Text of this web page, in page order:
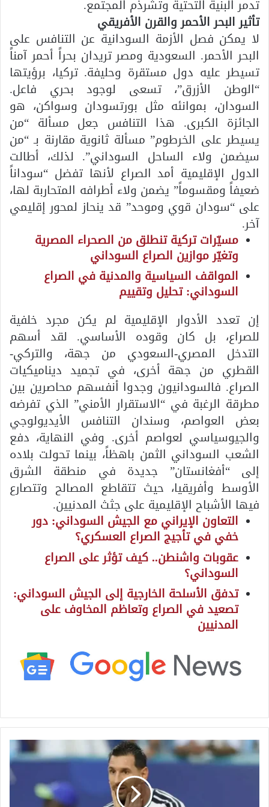
تدمر البنية التحتية وتشرذم المجتمع.
تأثير البحر الأحمر والقرن الأفريقي
لا يمكن فصل الأزمة السودانية عن التنافس على
البحر الأحمر. السعودية ومصر تريدان بحراً أحمر آمناً
تسيطر عليه دول مستقرة وحليفة. تركيا، برؤيتها
“الوطن الأزرق”، تسعى لوجود بحري فاعل.
السودان، بموانئه مثل بورتسودان وسواكن، هو
الجائزة الكبرى. هذا التنافس جعل مسألة “من
يسيطر على الخرطوم” مسألة ثانوية مقارنة بـ “من
سيضمن ولاء الساحل السوداني”. لذلك، أطالت
الدول الإقليمية أمد الصراع لأنها تفضل “سوداناً
ضعيفاً ومقسوماً” يضمن ولاء أطرافه المتحاربة لها،
على “سودان قوي وموحد” قد ينحاز لمحور إقليمي
آخر.
مسيّرات تركية تنطلق من الصحراء المصرية
وتغيّر موازين الصراع السوداني
المواقف السياسية والمدنية في الصراع
السوداني: تحليل وتقييم
إن تعدد الأدوار الإقليمية لم يكن مجرد خلفية
للصراع، بل كان وقوده الأساسي. لقد أسهم
التدخل المصري-السعودي من جهة، والتركي-
القطري من جهة أخرى، في تجميد ديناميكيات
الصراع. فالسودانيون وجدوا أنفسهم محاصرين بين
مطرقة الرغبة في “الاستقرار الأمني” الذي تفرضه
بعض العواصم، وسندان التنافس الأيديولوجي
والجيوسياسي لعواصم أخرى. وفي النهاية، دفع
الشعب السوداني الثمن باهظاً، بينما تحولت بلاده
إلى “أفغانستان” جديدة في منطقة الشرق
الأوسط وأفريقيا، حيث تتقاطع المصالح وتتصارع
فيها الأشباح الإقليمية على جثث المدنيين.
التعاون الإيراني مع الجيش السوداني: دور
خفي في تأجيج الصراع العسكري؟
عقوبات واشنطن.. كيف تؤثر على الصراع
السوداني؟
تدفق الأسلحة الخارجية إلى الجيش السوداني:
تصعيد في الصراع وتعاظم المخاوف على
المدنيين
ق
ب